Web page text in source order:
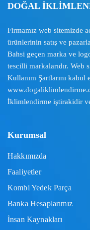
DOĞAL
Firmamız web sitemizde
ürünlerinin satış ve
Bahsi geçen marka ve
tescilli markalarıdır. Web
Kullanım Şartlarını kabul
İklimlendirme iştirakidir ve
Kurumsal
Hakkımızda
Faaliyetler
Kombi Yedek Parça
Banka Hesaplarımız
İnsan Kaynakları